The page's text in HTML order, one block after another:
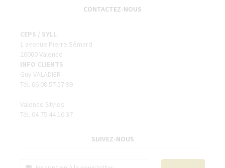
CONTACTEZ-NOUS
CEPS / SYLL
1 avenue Pierre Sémard
26000 Valence
INFO CLIENTS
Guy VALADIER
Tél. 06 08 57 57 99
Valence Stylos
Tél. 04 75 44 10 37
SUIVEZ-NOUS